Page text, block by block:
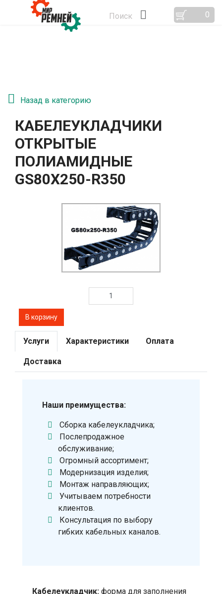
Поиск 0
Назад в категорию
КАБЕЛЕУКЛАДЧИКИ
ОТКРЫТЫЕ
ПОЛИАМИДНЫЕ
GS80Х250-R350
Услуги Характеристики Оплата
Доставка
Наши преимущества:
Сборка кабелеукладчика;
Послепродажное
обслуживание;
Огромный ассортимент;
Модернизация изделия;
Монтаж направляющих;
Учитываем потребности
клиентов.
Консультация по выбору
гибких кабельных каналов.
Кабелеукладчик: форма для заполнения